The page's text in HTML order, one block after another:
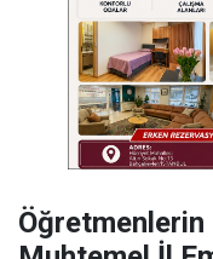
Öğretmenlerin